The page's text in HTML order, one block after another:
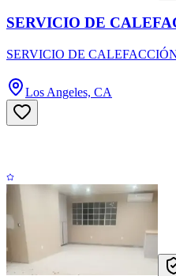
SERVICIO DE
SERVICIO DE CALEFACCIÓN
Los Angeles, CA